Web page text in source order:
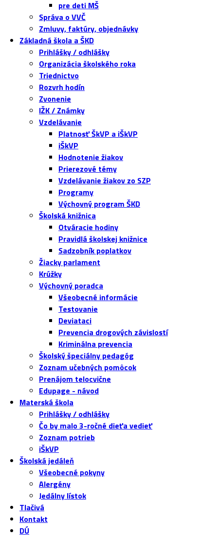
pre deti MŠ
Správa o VVČ
Zmluvy, faktúry, objednávky
Základná škola a ŠKD
Prihlášky / odhlášky
Organizácia školského roka
Triednictvo
Rozvrh hodín
Zvonenie
IŽK / Známky
Vzdelávanie
Platnosť ŠkVP a iŠkVP
iŠkVP
Hodnotenie žiakov
Prierezové témy
Vzdelávanie žiakov zo SZP
Programy
Výchovný program ŠKD
Školská knižnica
Otváracie hodiny
Pravidlá školskej knižnice
Sadzobník poplatkov
Žiacky parlament
Krúžky
Výchovný poradca
Všeobecné informácie
Testovanie
Deviataci
Prevencia drogových závislostí
Kriminálna prevencia
Školský špeciálny pedagóg
Zoznam učebných pomôcok
Prenájom telocvične
Edupage - návod
Materská škola
Prihlášky / odhlášky
Čo by malo 3-ročné dieťa vedieť
Zoznam potrieb
iŠkVP
Školská jedáleň
Všeobecné pokyny
Alergény
Jedálny lístok
Tlačivá
Kontakt
DÚ